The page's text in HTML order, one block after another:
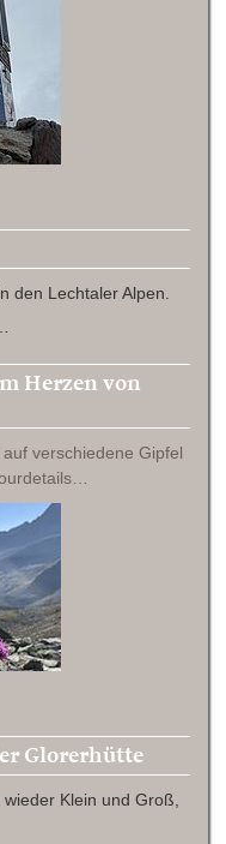
den Lechtaler Alpen.
Herzen von
verschiedene Gipfel
Glorerhütte
Klein und Groß,